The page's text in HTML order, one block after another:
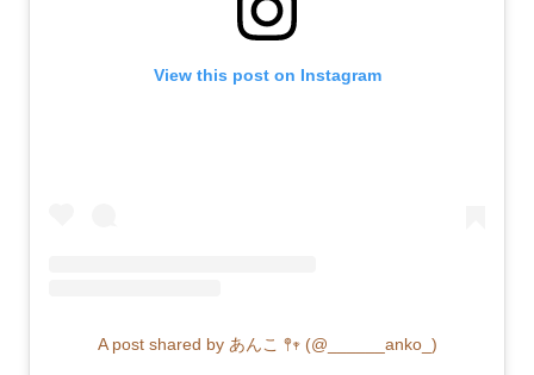
View this post on Instagram
A post shared by あんこ 𖤣𖥧 (@______anko_)